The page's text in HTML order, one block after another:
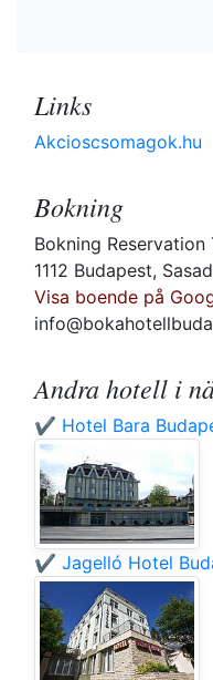
Links
Akcioscsomagok.hu
Bokning
Bokning
1112 Budapest,
Visa boende på
Andra hotell i
✔️ Hotel Bara
✔️ Jagelló Hotel